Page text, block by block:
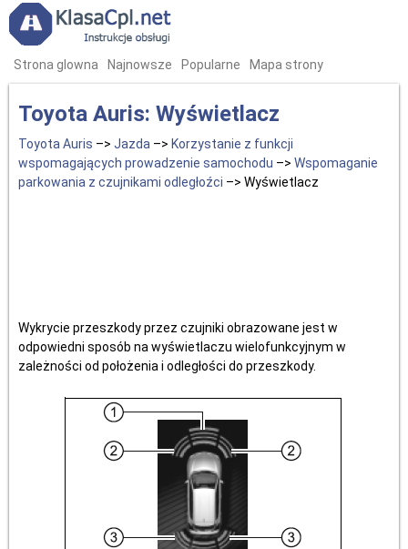
Strona glowna Najnowsze Popularne Mapa strony
Toyota Auris: Wyświetlacz
Toyota Auris –> Jazda –> Korzystanie z funkcji
wspomagających prowadzenie samochodu –> Wspomaganie
parkowania z czujnikami odległoźci –> Wyświetlacz
Wykrycie przeszkody przez czujniki obrazowane jest w
odpowiedni sposób na wyświetlaczu wielofunkcyjnym w
zależności od położenia i odległości do przeszkody.